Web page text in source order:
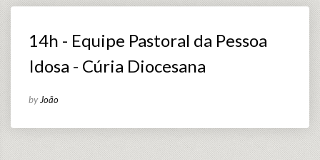
14h - Equipe Pastoral da Pessoa
Idosa - Cúria Diocesana
by João